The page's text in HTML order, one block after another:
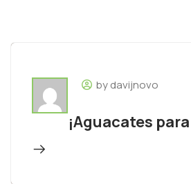
by davijnovo
¡Aguacates